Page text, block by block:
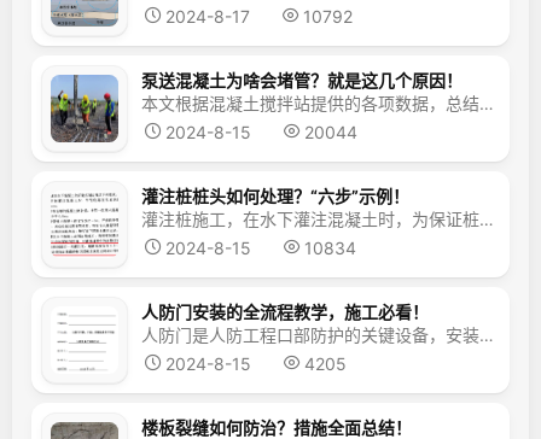
2024-8-17
10792
泵送混凝土为啥会堵管？就是这几个原因！
本文根据混凝土搅拌站提供的各项数据，总结了一些在应用泵送商品砼堵泵、堵管的一些经验教训，希望对工程朋友们有所帮助。泵送砼的特点是料质均匀，质量稳定，供料速度快，可一次连续完成垂直和水平运输，生产效率高、节约劳动力。由于输送泵沿管道输送和浇筑，管道堵塞就是泵送砼令人最担心的事。提问：用拖泵往深基坑里泵送混凝土时容易堵管是什么原因？应采取什么措施？答：当深基坑深...
2024-8-15
20044
灌注桩桩头如何处理？“六步”示例！
灌注桩施工，在水下灌注混凝土时，为保证桩头混凝土强度，需要有一定的超灌量，桩顶超灌部分就需要凿出，我们称之为桩头处理。作为桩基工程最后一步重要工序，桩头处理如何做？现场“六步”示例，以供大家参考！《建筑桩基技术规范》条文1测量放线水准测量，放出实际的桩顶标高，统一用红漆标识。施工放样红漆标识2无齿锯环切用无齿锯绕桩头环向一周切割，深度...
2024-8-15
10834
人防门安装的全流程教学，施工必看！
人防门是人防工程口部防护的关键设备，安装质量的优劣将直接影响孔口防护效能，加强监督、规范质量控制行为是确保人防门安装质量的根本途径。本文分享的教学示范片是以法律法规和规范为依据，重点介绍了人防门安装过程中，监管和施工责任主体职责履行的要求与方法。 《人防门安装质量控制的基本方法》施工指导 一安装前的质量控制 （一）编制施工组织计划&...
2024-8-15
4205
楼板裂缝如何防治？措施全面总结！